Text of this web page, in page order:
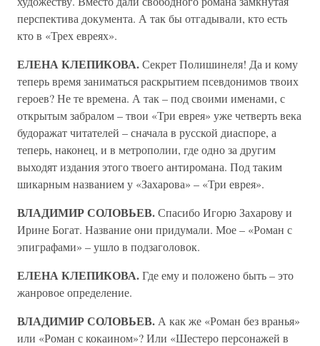
перспектива документа. А так бы отгадывали, кто есть
кто в «Трех евреях».
ЕЛЕНА КЛЕПИКОВА.Секрет Полишинеля! Да и кому
теперь время заниматься раскрытием псевдонимов твоих
героев? Не те времена. А так – под своими именами, с
открытым забралом – твои «Три еврея» уже четверть века
будоражат читателей – сначала в русской диаспоре, а
теперь, наконец, и в метрополии, где одно за другим
выходят издания этого твоего антиромана. Под таким
шикарным названием у «Захарова» – «Три еврея».
ВЛАДИМИР СОЛОВЬЕВ.Спасибо Игорю Захарову и
Ирине Богат. Название они придумали. Мое – «Роман с
эпиграфами» – ушло в подзаголовок.
ЕЛЕНА КЛЕПИКОВА.Где ему и положено быть – это
жанровое определение.
ВЛАДИМИР СОЛОВЬЕВ. А как же «Роман без вранья»
или «Роман с кокаином»? Или «Шестеро персонажей в